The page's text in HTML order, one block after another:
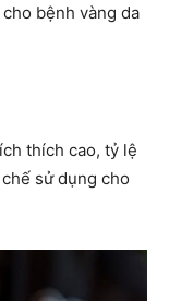
bệnh vàng da
thích cao, tỷ lệ
sử dụng cho